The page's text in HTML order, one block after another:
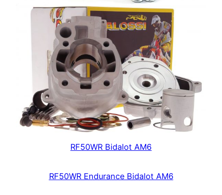
RF50WR Bidalot AM6
RF50WR Endurance Bidalot AM6